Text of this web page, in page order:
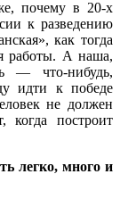
почему в 20-х
к разведению
как тогда
работы. А наша,
— что-нибудь,
идти к победе
не должен
когда построит
легко, много и